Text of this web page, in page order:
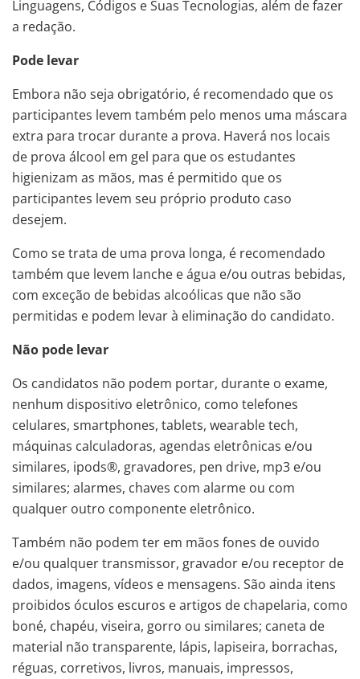
Linguagens, Códigos e Suas Tecnologias, além de fazer
a redação.
Pode levar
Embora não seja obrigatório, é recomendado que os
participantes levem também pelo menos uma máscara
extra para trocar durante a prova. Haverá nos locais
de prova álcool em gel para que os estudantes
higienizam as mãos, mas é permitido que os
participantes levem seu próprio produto caso
desejem.
Como se trata de uma prova longa, é recomendado
também que levem lanche e água e/ou outras bebidas,
com exceção de bebidas alcoólicas que não são
permitidas e podem levar à eliminação do candidato.
Não pode levar
Os candidatos não podem portar, durante o exame,
nenhum dispositivo eletrônico, como telefones
celulares, smartphones, tablets, wearable tech,
máquinas calculadoras, agendas eletrônicas e/ou
similares, ipods®, gravadores, pen drive, mp3 e/ou
similares; alarmes, chaves com alarme ou com
qualquer outro componente eletrônico.
Também não podem ter em mãos fones de ouvido
e/ou qualquer transmissor, gravador e/ou receptor de
dados, imagens, vídeos e mensagens. São ainda itens
proibidos óculos escuros e artigos de chapelaria, como
boné, chapéu, viseira, gorro ou similares; caneta de
material não transparente, lápis, lapiseira, borrachas,
réguas, corretivos, livros, manuais, impressos,